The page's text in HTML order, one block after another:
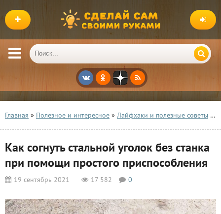
Главная » Полезное и интересное » Лайфхаки и полезные советы
Как согнуть стальной уголок без станка
при помощи простого приспособления
19 сентябрь 2021 17 582 0